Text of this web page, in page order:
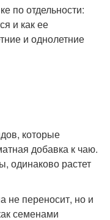
по отдельности:
и как ее
и однолетние
которые
добавка к чаю.
одинаково растет
не переносит, но и
семенами